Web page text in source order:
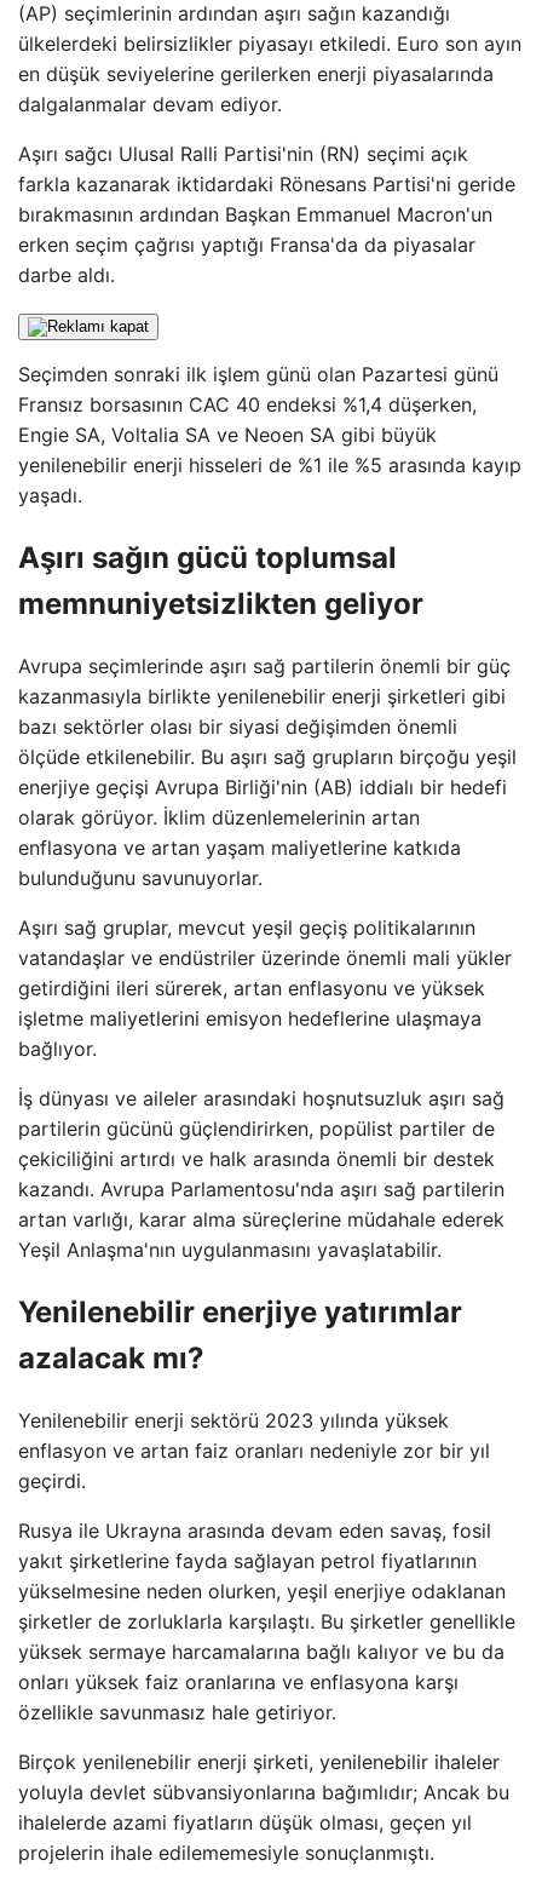
(AP) seçimlerinin ardından aşırı sağın kazandığı
ülkelerdeki belirsizlikler piyasayı etkiledi. Euro son ayın
en düşük seviyelerine gerilerken enerji piyasalarında
dalgalanmalar devam ediyor.
Aşırı sağcı Ulusal Ralli Partisi'nin (RN) seçimi açık
farkla kazanarak iktidardaki Rönesans Partisi'ni geride
bırakmasının ardından Başkan Emmanuel Macron'un
erken seçim çağrısı yaptığı Fransa'da da piyasalar
darbe aldı.
Seçimden sonraki ilk işlem günü olan Pazartesi günü
Fransız borsasının CAC 40 endeksi %1,4 düşerken,
Engie SA, Voltalia SA ve Neoen SA gibi büyük
yenilenebilir enerji hisseleri de %1 ile %5 arasında kayıp
yaşadı.
Aşırı sağın gücü toplumsal
memnuniyetsizlikten geliyor
Avrupa seçimlerinde aşırı sağ partilerin önemli bir güç
kazanmasıyla birlikte yenilenebilir enerji şirketleri gibi
bazı sektörler olası bir siyasi değişimden önemli
ölçüde etkilenebilir. Bu aşırı sağ grupların birçoğu yeşil
enerjiye geçişi Avrupa Birliği'nin (AB) iddialı bir hedefi
olarak görüyor. İklim düzenlemelerinin artan
enflasyona ve artan yaşam maliyetlerine katkıda
bulunduğunu savunuyorlar.
Aşırı sağ gruplar, mevcut yeşil geçiş politikalarının
vatandaşlar ve endüstriler üzerinde önemli mali yükler
getirdiğini ileri sürerek, artan enflasyonu ve yüksek
işletme maliyetlerini emisyon hedeflerine ulaşmaya
bağlıyor.
İş dünyası ve aileler arasındaki hoşnutsuzluk aşırı sağ
partilerin gücünü güçlendirirken, popülist partiler de
çekiciliğini artırdı ve halk arasında önemli bir destek
kazandı. Avrupa Parlamentosu'nda aşırı sağ partilerin
artan varlığı, karar alma süreçlerine müdahale ederek
Yeşil Anlaşma'nın uygulanmasını yavaşlatabilir.
Yenilenebilir enerjiye yatırımlar
azalacak mı?
Yenilenebilir enerji sektörü 2023 yılında yüksek
enflasyon ve artan faiz oranları nedeniyle zor bir yıl
geçirdi.
Rusya ile Ukrayna arasında devam eden savaş, fosil
yakıt şirketlerine fayda sağlayan petrol fiyatlarının
yükselmesine neden olurken, yeşil enerjiye odaklanan
şirketler de zorluklarla karşılaştı. Bu şirketler genellikle
yüksek sermaye harcamalarına bağlı kalıyor ve bu da
onları yüksek faiz oranlarına ve enflasyona karşı
özellikle savunmasız hale getiriyor.
Birçok yenilenebilir enerji şirketi, yenilenebilir ihaleler
yoluyla devlet sübvansiyonlarına bağımlıdır; Ancak bu
ihalelerde azami fiyatların düşük olması, geçen yıl
projelerin ihale edilememesiyle sonuçlanmıştı.